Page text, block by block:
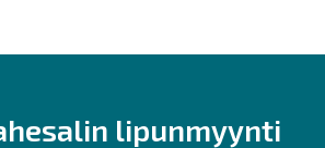
lipunmyynti